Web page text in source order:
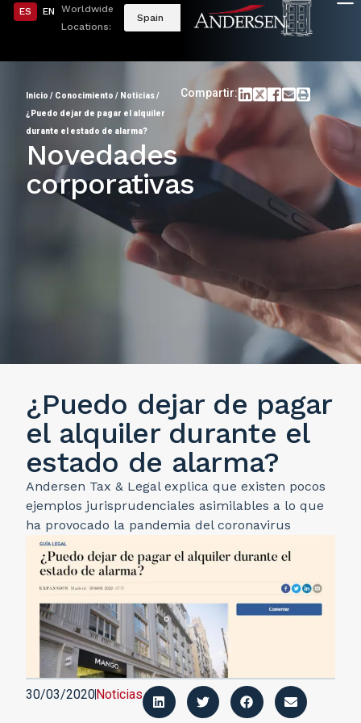
ES EN
Worldwide
Locations:
Spain
Inicio / Conocimiento / Noticias/
¿Puedo dejar de pagar el alquiler
durante el estado de alarma?
Compartir:
Novedades
corporativas
¿Puedo dejar de pagar
el alquiler durante el
estado de alarma?
Andersen Tax & Legal explica que existen pocos
ejemplos jurisprudenciales asimilables a lo que
ha provocado la pandemia del coronavirus
30/03/2020Noticias